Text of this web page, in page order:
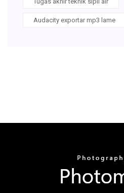
Audacity exportar mp3 lame